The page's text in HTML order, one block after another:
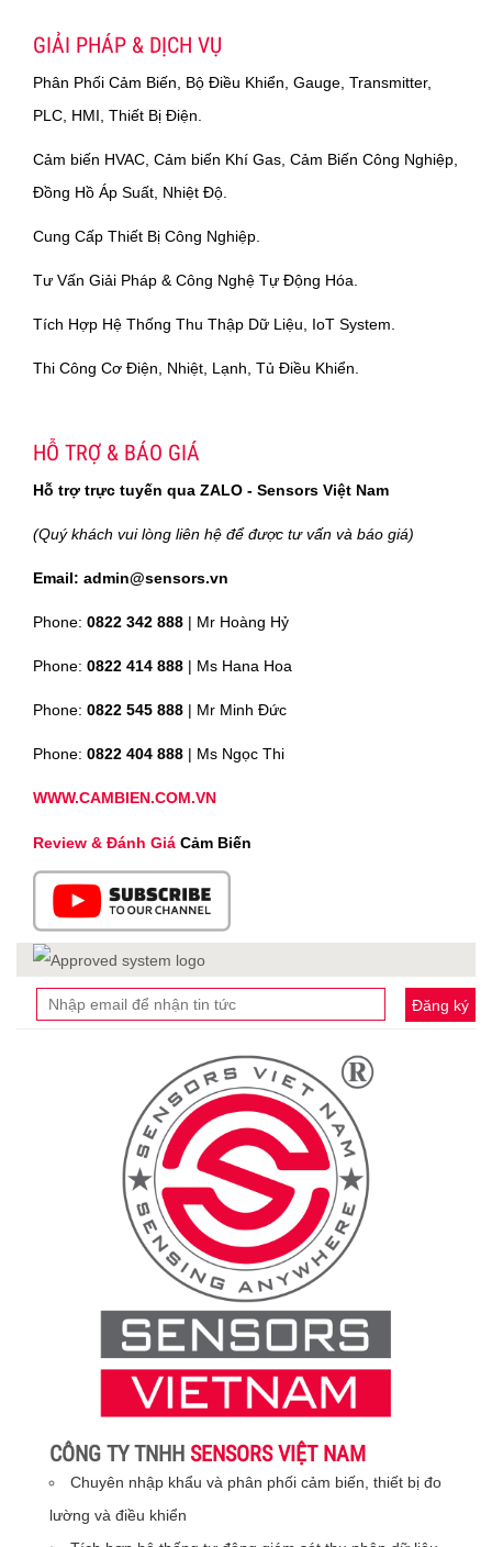
GIẢI PHÁP & DỊCH VỤ
Phân Phối Cảm Biến, Bộ Điều Khiển, Gauge, Transmitter,
PLC, HMI, Thiết Bị Điện.
Cảm biến HVAC, Cảm biến Khí Gas, Cảm Biến Công Nghiệp,
Đồng Hồ Áp Suất, Nhiệt Độ.
Cung Cấp Thiết Bị Công Nghiệp.
Tư Vấn Giải Pháp & Công Nghệ Tự Động Hóa.
Tích Hợp Hệ Thống Thu Thập Dữ Liệu, IoT System.
Thi Công Cơ Điện, Nhiệt, Lạnh, Tủ Điều Khiển.
HỖ TRỢ & BÁO GIÁ
Hỗ trợ trực tuyến qua ZALO - Sensors Việt Nam
(Quý khách vui lòng liên hệ để được tư vấn và báo giá)
Email: admin@sensors.vn
Phone: 0822 342 888 | Mr Hoàng Hỷ
Phone: 0822 414 888 | Ms Hana Hoa
Phone: 0822 545 888 | Mr Minh Đức
Phone: 0822 404 888 | Ms Ngọc Thi
WWW.CAMBIEN.COM.VN
Review & Đánh Giá Cảm Biến
Đăng ký
CÔNG TY TNHH SENSORS VIỆT NAM
Chuyên nhập khẩu và phân phối cảm biến, thiết bị đo
lường và điều khiển